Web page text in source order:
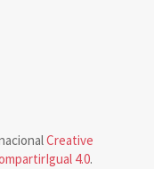
Creative
4.0.